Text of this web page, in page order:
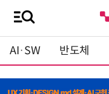
AI·SW 반도체